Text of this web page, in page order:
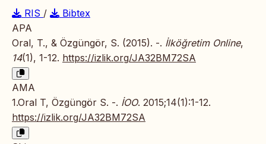
RIS /
Bibtex
APA
Oral, T., & Özgüngör, S. (2015). -. İlköğretim Online,
14(1), 1-12. https://izlik.org/JA32BM72SA
AMA
1.Oral T, Özgüngör S. -. İOO. 2015;14(1):1-12.
https://izlik.org/JA32BM72SA